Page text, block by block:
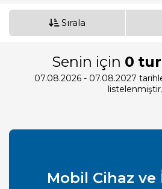
Sırala
Senin için 0 tur
07.08.2026 - 07.08.2027
listelenmiştir.
Mobil Cihaz